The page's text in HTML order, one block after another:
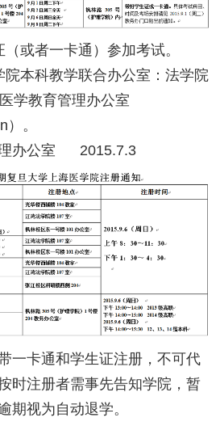
或者一卡通）参加考试。
院本科教学联合办公室：法学院
学教育管理办公室
）。
理办公室 2015.7.3
一卡通和学生证注册，不可代
时注册者需事先告知学院，暂
期视为自动退学。